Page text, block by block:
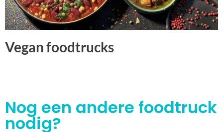
Vegan foodtrucks
Nog een andere foodtruck
nodig?